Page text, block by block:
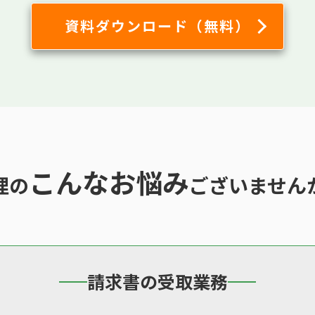
資料ダウンロード（無料）
の こんなお悩みございません
請求書の受取業務